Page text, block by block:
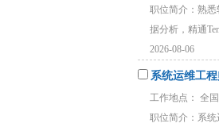
职位简介：熟悉
据分析，精通
2026-08-06
系统运维工
工作地点： 全国
职位简介：系